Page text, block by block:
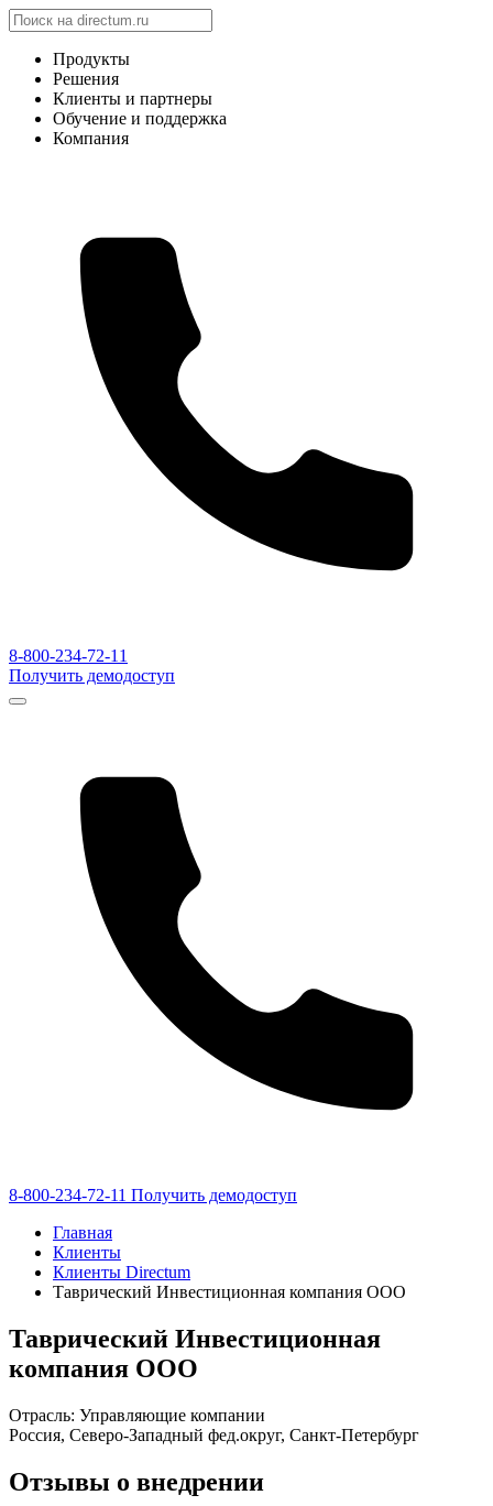
Продукты
Решения
Клиенты и партнеры
Обучение и поддержка
Компания
8-800-234-72-11
Получить демодоступ
8-800-234-72-11 Получить демодоступ
Главная
Клиенты
Клиенты Directum
Таврический Инвестиционная компания ООО
Таврический Инвестиционная
компания ООО
Отрасль: Управляющие компании
Россия, Северо-Западный фед.округ, Санкт-Петербург
Отзывы о внедрении